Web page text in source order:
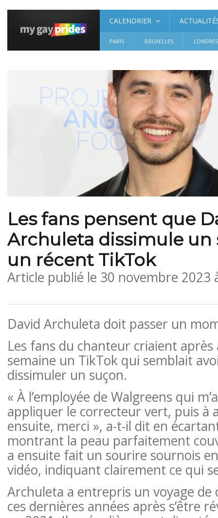
CALENDRIER
PARIS BRUXELLES LONDRES
Les fans pensent que
Archuleta dissimule un
un récent TikTok
Article publié le 30 novembre 2023
David Archuleta doit passer un
Les fans du chanteur criaient
semaine un TikTok qui semblait
dissimuler un suçon.
« À l’employée de Walgreens qui
appliquer le correcteur vert, puis à
ensuite, merci », a-t-il dit en
montrant la peau parfaitement
a ensuite fait un sourire sournois
vidéo, indiquant clairement ce qui
Archuleta a entrepris un voyage de
ces dernières années après s’être